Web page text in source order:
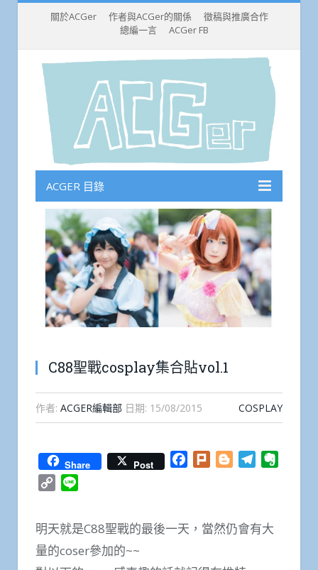
關於ACGer 作者與ACGer的關係
徵稿與推廣合作
總編一言
ACGer FB
ACGER 目錄
C88聖戰cosplay集合貼vol.1
作者: ACGER編輯部 日期: 15/08/2015 COSPLAY
Share Post Facebook
Plurk BloggerTelegram
Copy
明天就是C88聖戰的最後一天，當然仍會有大
量的coser參加的~~